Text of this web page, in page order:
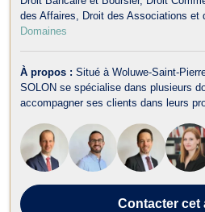
des Affaires
Droit des Associations et
Domaines
À propos : Situé à Woluwe-Saint-
SOLON se spécialise dans plusieurs
accompagner ses clients dans leurs
Affaires, Droit des Sociétés, Droit des
Successions, Droit Commercia...
Contactercet